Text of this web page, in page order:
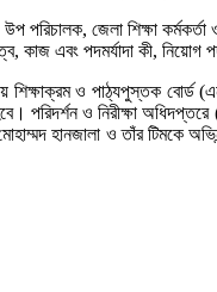
উপ পরিচালক, জেলা শিক্ষা
কাজ এবং পদমর্যাদা কী,
শিক্ষাক্রম ও পাঠ্যপুস্তক
ও নিরীক্ষা
হানজালা ও তাঁর টিমকে